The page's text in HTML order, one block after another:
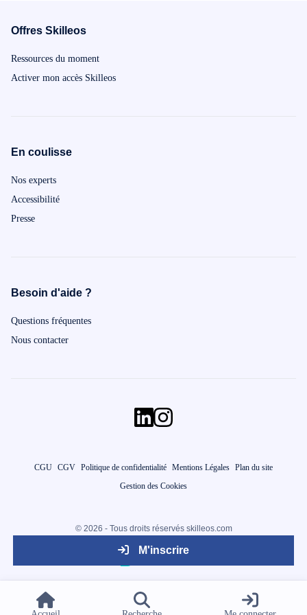
M'inscrire
Offres Skilleos
Ressources du moment
Activer mon accès Skilleos
En coulisse
Nos experts
Accessibilité
Presse
Besoin d'aide ?
Questions fréquentes
Nous contacter
CGU CGV Politique de confidentialité Mentions Légales Plan du site
Gestion des Cookies
© 2026 - Tous droits réservés skilleos.com